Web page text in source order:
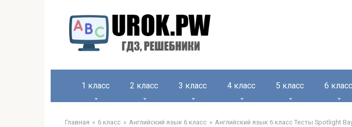
1 класс 2 класс 3 класс 4 класс 5 класс 6 класс
Главная 6 класс Английский язык 6 класс Английский язык 6 класс Тесты Spotlight